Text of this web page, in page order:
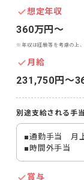
想定年収
360万円〜
※年収は経験等を考慮の上
月給
231,750円〜
別途支給される手当
■通勤手当　月
■時間外手当
賞与